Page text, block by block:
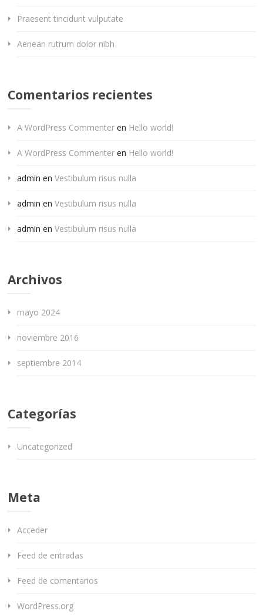
Praesent tincidunt vulputate
Aenean rutrum dolor nibh
Comentarios recientes
A WordPress Commenteren Hello world!
A WordPress Commenteren Hello world!
admin en Vestibulum risus nulla
admin en Vestibulum risus nulla
admin en Vestibulum risus nulla
Archivos
mayo 2024
noviembre 2016
septiembre 2014
Categorías
Uncategorized
Meta
Acceder
Feed de entradas
Feed de comentarios
WordPress.org